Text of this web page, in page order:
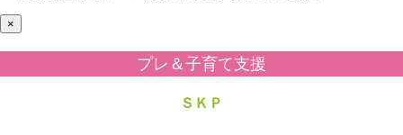
×
プレ＆子育て支援
ＳＫＰ